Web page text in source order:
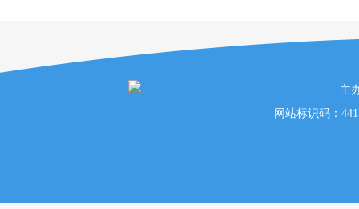
主
网站标识码：